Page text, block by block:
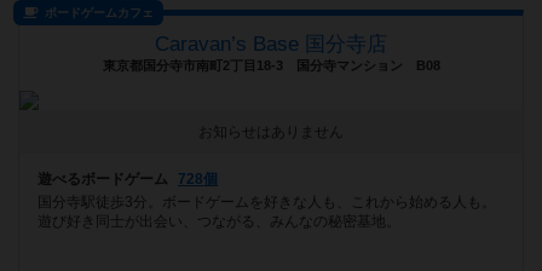
ボードゲームカフェ
Caravan’s Base 国分寺店
東京都国分寺市南町2丁目18-3 国分寺マンション B08
お知らせはありません
遊べるボードゲーム
728個
国分寺駅徒歩3分。ボードゲームを好きな人も、これから始める人も。
遊び好き同士が出会い、つながる、みんなの秘密基地。